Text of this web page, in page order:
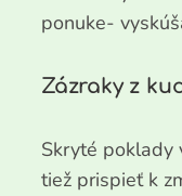
ponuke-
Zázraky z
Skryté poklady
tiež prispieť k